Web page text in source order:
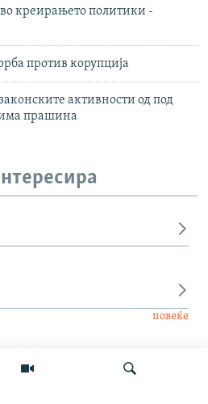
во креирањето политики -
против корупција
активности од под
прашина
повеќе